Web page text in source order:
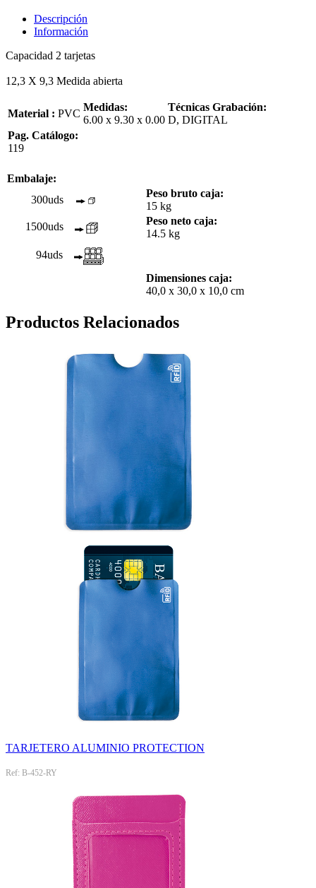
Descripción
Información
Capacidad 2 tarjetas
12,3 X 9,3 Medida abierta
Material : PVC
Medidas:
6.00 x 9.30 x 0.00
Técnicas Grabación:
D, DIGITAL
Pag. Catálogo:
119
Embalaje:
300uds
Peso bruto caja:
15 kg
1500uds
Peso neto caja:
14.5 kg
94uds
Dimensiones caja:
40,0 x 30,0 x 10,0 cm
Productos Relacionados
TARJETERO ALUMINIO PROTECTION
Ref: B-452-RY